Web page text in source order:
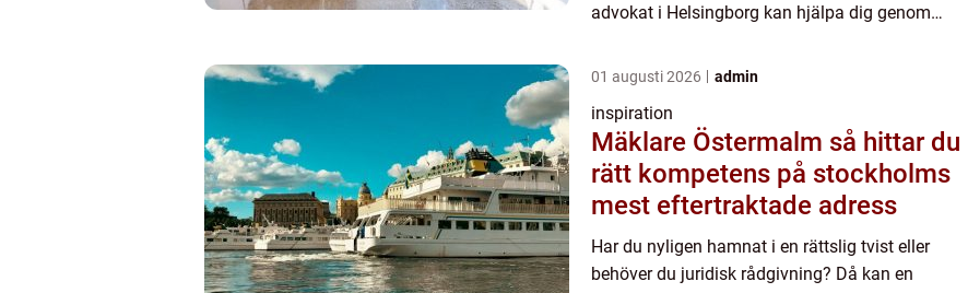
advokat i Helsingborg kan hjälpa dig genom
01 augusti 2026 admin
inspiration
Mäklare Östermalm så hittar du
rätt kompetens på stockholms
mest eftertraktade adress
Har du nyligen hamnat i en rättslig tvist eller
behöver du juridisk rådgivning? Då kan en